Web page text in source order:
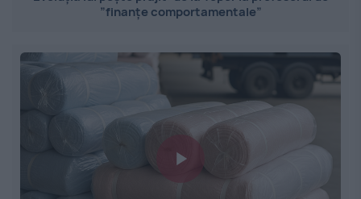
”finanțe comportamentale”